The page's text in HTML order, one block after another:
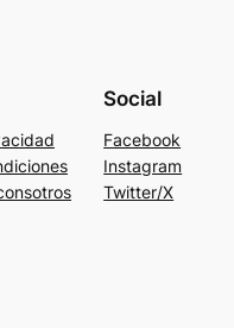
Social
Facebook
Instagram
Twitter/X